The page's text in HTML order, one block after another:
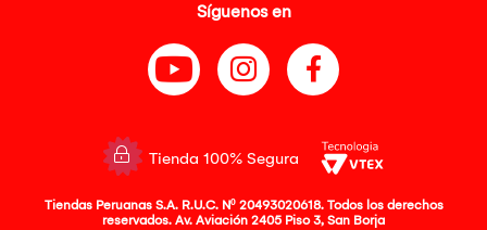
Síguenos en
Tienda 100% Segura
Tiendas Peruanas S.A. R.U.C. Nº 20493020618. Todos los derechos
reservados. Av. Aviación 2405 Piso 3, San Borja